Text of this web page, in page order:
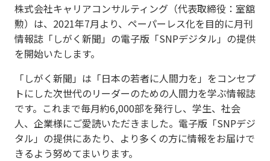
株式会社キャリアコンサルティング（代表取締役：室舘
勲）は、2021年7月より、ペーパーレス化を目的に月刊
情報誌「しがく新聞」の電子版「SNPデジタル」の提供
を開始いたします。
「しがく新聞」は「日本の若者に人間力を」をコンセプ
トにした次世代のリーダーのための人間力を学ぶ情報誌
です。これまで毎月約6,000部を発行し、学生、社会
人、企業様にご愛読いただきました。電子版「SNPデジ
タル」の提供にあたり、より多くの方に情報をお届けで
きるよう努めてまいります。